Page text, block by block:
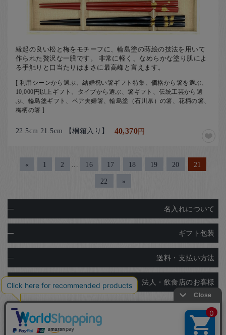
縁起の良い松と梅をモチーフに、輪島塗の蒔絵の技法を用いて
作られた贅沢な一膳です。 非常に軽く、なめらかな塗り肌によ
る手触りと口当たりはまさに最高峰と言えます。
[ 利用シーンから選ぶ、結婚祝い箸ギフト特集、価格から箸を選ぶ、
10,000円以上ギフト、タイプから選ぶ、箸ギフト、伝統工芸から選
ぶ、輪島塗ギフト、ペア夫婦箸、輪島塗（石川県）の箸、花柄の箸、
梅柄の箸 ]
22.5cm 21.5cm 【桐箱入り】 40,370円
« 1 2 16 17 18 19 20 21
22 »
名入れについて
ギフト包装
送料・支払い方法
法人・飲食店のお客様